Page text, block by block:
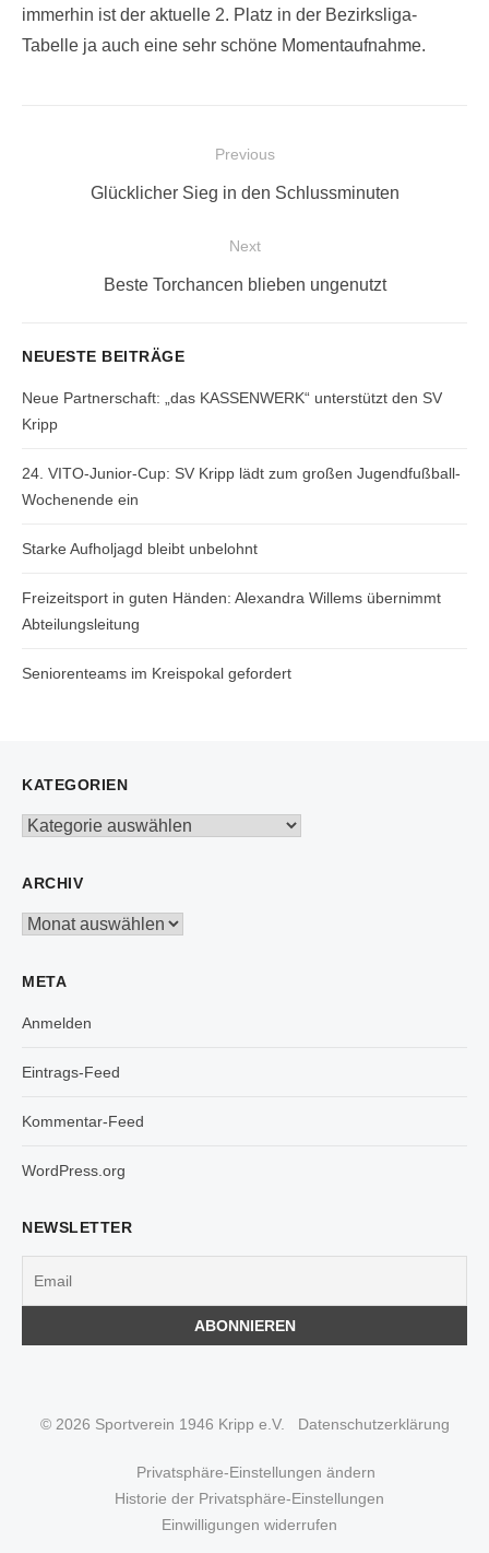
immerhin ist der aktuelle 2. Platz in der Bezirksliga-
Tabelle ja auch eine sehr schöne Momentaufnahme.
Beitragsnavigation
Previous
Previous
Glücklicher Sieg in den Schlussminuten
Next
Next
Beste Torchancen blieben ungenutzt
NEUESTE BEITRÄGE
Neue Partnerschaft: „das KASSENWERK“ unterstützt den SV
Kripp
24. VITO-Junior-Cup: SV Kripp lädt zum großen Jugendfußball-
Wochenende ein
Starke Aufholjagd bleibt unbelohnt
Freizeitsport in guten Händen: Alexandra Willems übernimmt
Abteilungsleitung
Seniorenteams im Kreispokal gefordert
KATEGORIEN
Kategorien
ARCHIV
Archiv
META
Anmelden
Eintrags-Feed
Kommentar-Feed
WordPress.org
NEWSLETTER
© 2026 Sportverein 1946 Kripp e.V. Datenschutzerklärung
Privatsphäre-Einstellungen ändern
Historie der Privatsphäre-Einstellungen
Einwilligungen widerrufen